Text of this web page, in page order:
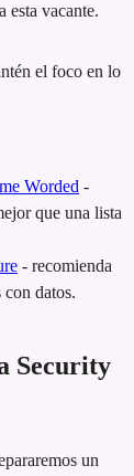
esta vacante.
el foco en lo
Worded -
que una lista
- recomienda
datos.
Security
un